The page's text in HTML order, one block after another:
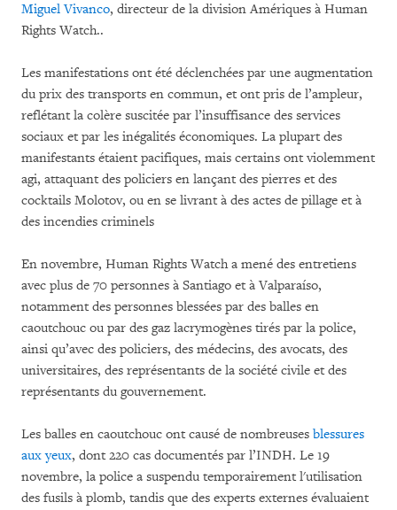
Miguel Vivanco, directeur de la division Amériques à Human
Rights Watch..
Les manifestations ont été déclenchées par une augmentation
du prix des transports en commun, et ont pris de l’ampleur,
reflétant la colère suscitée par l’insuffisance des services
sociaux et par les inégalités économiques. La plupart des
manifestants étaient pacifiques, mais certains ont violemment
agi, attaquant des policiers en lançant des pierres et des
cocktails Molotov, ou en se livrant à des actes de pillage et à
des incendies criminels
En novembre, Human Rights Watch a mené des entretiens
avec plus de 70 personnes à Santiago et à Valparaíso,
notamment des personnes blessées par des balles en
caoutchouc ou par des gaz lacrymogènes tirés par la police,
ainsi qu’avec des policiers, des médecins, des avocats, des
universitaires, des représentants de la société civile et des
représentants du gouvernement.
Les balles en caoutchouc ont causé de nombreuses blessures
aux yeux, dont 220 cas documentés par l’INDH. Le 19
novembre, la police a suspendu temporairement l'utilisation
des fusils à plomb, tandis que des experts externes évaluaient